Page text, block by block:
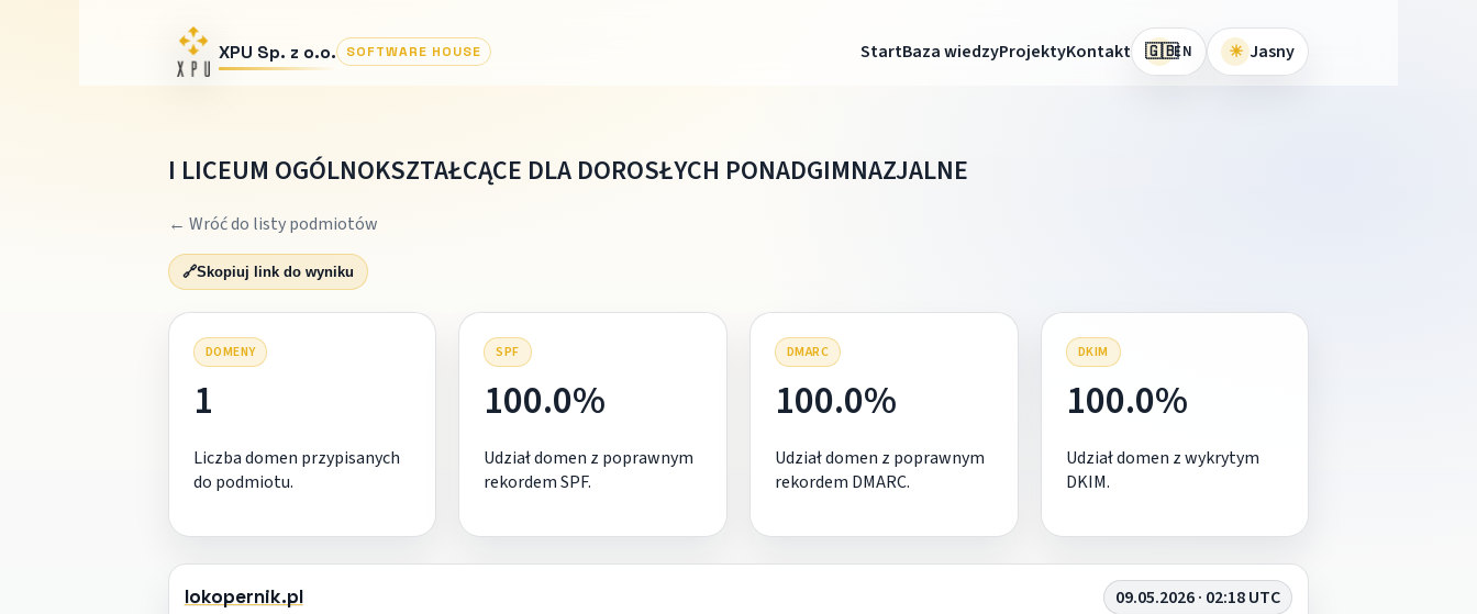
XPU Sp. z o.o. SOFTWARE HOUSE StartBaza wiedzyProjektyKontakt 🇬🇧EN ☀ Jasny
I LICEUM OGÓLNOKSZTAŁCĄCE DLA DOROSŁYCH PONADGIMNAZJALNE
← Wróć do listy podmiotów
🔗Skopiuj link do wyniku
DOMENY
1
Liczba domen przypisanych
do podmiotu.
SPF
100.0%
Udział domen z poprawnym
rekordem SPF.
DMARC
100.0%
Udział domen z poprawnym
rekordem DMARC.
DKIM
100.0%
Udział domen z wykrytym
DKIM.
lokopernik.pl 09.05.2026 · 02:18 UTC